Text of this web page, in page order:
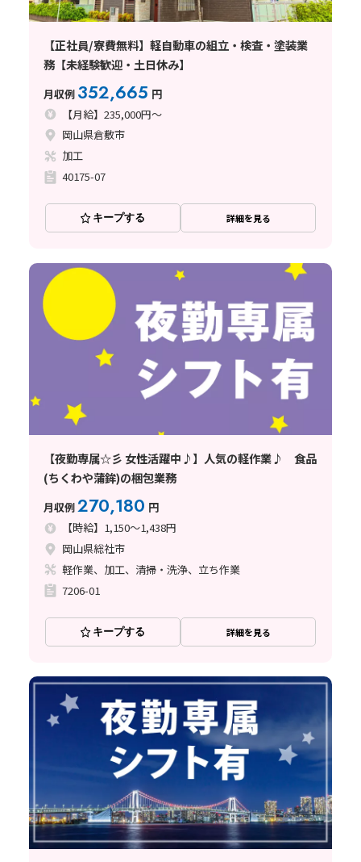
【正社員/寮費無料】軽自動車の組立・検査・塗装業
務【未経験歓迎・土日休み】
月収例 352,665 円
【月給】235,000円～
岡山県倉敷市
加工
40175-07
キープする 詳細を見る
【夜勤専属☆彡 女性活躍中♪】人気の軽作業♪ 食品
(ちくわや蒲鉾)の梱包業務
月収例270,180 円
【時給】1,150～1,438円
岡山県総社市
軽作業、加工、清掃・洗浄、立ち作業
7206-01
キープする 詳細を見る